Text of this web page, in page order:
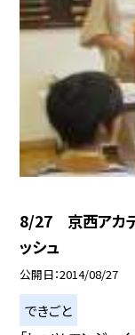
8/27 京西アカ
ッシュ
公開日 2014/08/27
できごと